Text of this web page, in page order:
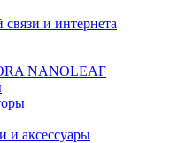
и интернета
NANOLEAF
и аксессуары